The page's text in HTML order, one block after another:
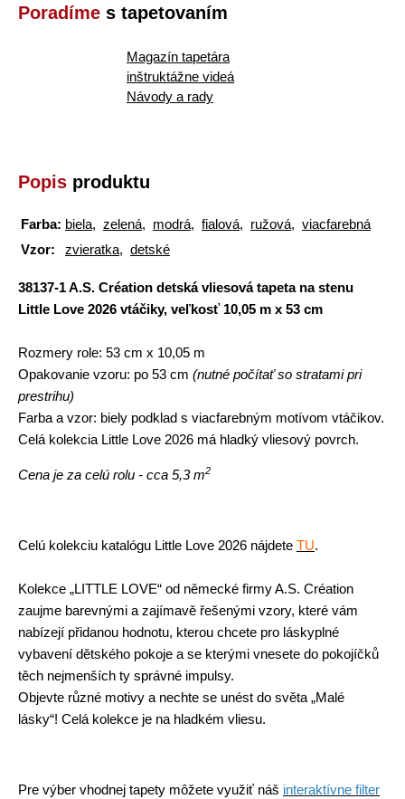
Poradíme s tapetovaním
Magazín tapetára
inštruktážne videá
Návody a rady
Popis produktu
Farba: biela, zelená, modrá, fialová, ružová, viacfarebná
Vzor:
zvieratka, detské
38137-1 A.S. Création detská vliesová tapeta na stenu
Little Love 2026 vtáčiky, veľkosť 10,05 m x 53 cm
Rozmery role: 53 cm x 10,05 m
Opakovanie vzoru: po 53 cm (nutné počítať so stratami pri
prestrihu)
Farba a vzor: biely podklad s viacfarebným motívom vtáčikov.
Celá kolekcia Little Love 2026 má hladký vliesový povrch.
Cena je za celú rolu - cca 5,3 m2
Celú kolekciu katalógu Little Love 2026 nájdete TU.
Kolekce „LITTLE LOVE“ od německé firmy A.S. Création
zaujme barevnými a zajímavě řešenými vzory, které vám
nabízejí přidanou hodnotu, kterou chcete pro láskyplné
vybavení dětského pokoje a se kterými vnesete do pokojíčků
těch nejmenších ty správné impulsy.
Objevte různé motivy a nechte se unést do světa „Malé
lásky“! Celá kolekce je na hladkém vliesu.
Pre výber vhodnej tapety môžete využiť náš interaktívne filter